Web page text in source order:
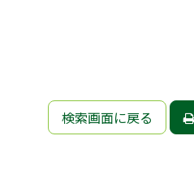
検索画面に戻る